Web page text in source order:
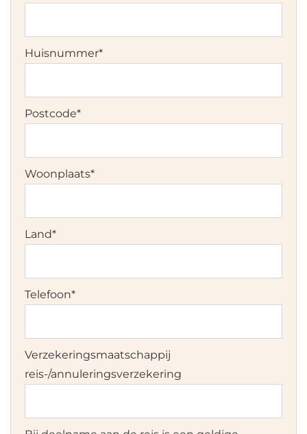
Huisnummer*
Postcode*
Woonplaats*
Land*
Telefoon*
Verzekeringsmaatschappij
reis-/annuleringsverzekering